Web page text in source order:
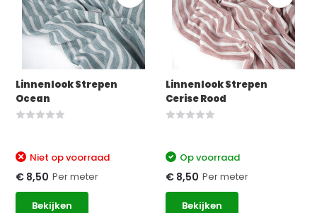
Linnenlook Strepen
Ocean
Niet op voorraad
€ 8,50 Per meter
Bekijken
Linnenlook Strepen
Cerise Rood
Op voorraad
€ 8,50 Per meter
Bekijken